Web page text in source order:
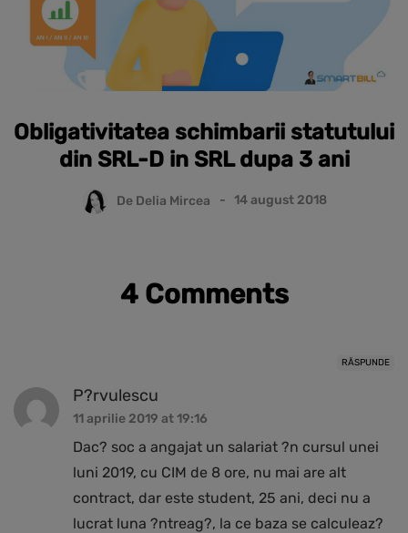
Obligativitatea schimbarii statutului
din SRL-D in SRL dupa 3 ani
De Delia Mircea 14 august 2018
4 Comments
RĂSPUNDE
P?rvulescu
11 aprilie 2019 at 19:16
Dac? soc a angajat un salariat ?n cursul unei
luni 2019, cu CIM de 8 ore, nu mai are alt
contract, dar este student, 25 ani, deci nu a
lucrat luna ?ntreag?, la ce baza se calculeaz?